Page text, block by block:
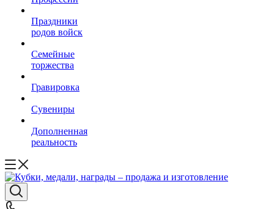
Праздники
родов войск
Семейные
торжества
Гравировка
Сувениры
Дополненная
реальность